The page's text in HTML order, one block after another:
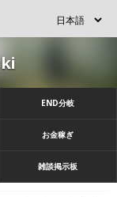
END分岐
お金稼ぎ
雑談掲示板